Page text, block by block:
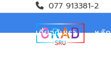
content
077 913381-2
เกี่ยวกับเรา หลั